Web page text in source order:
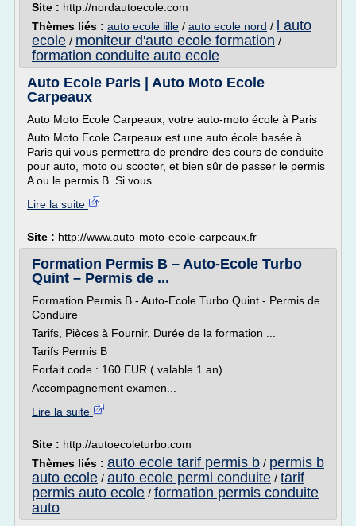
Site : http://nordautoecole.com
Thèmes liés : auto ecole lille / auto ecole nord /
l auto
ecole / moniteur d'auto ecole formation /
formation conduite auto ecole
Auto Ecole Paris | Auto Moto Ecole
Carpeaux
Auto Moto Ecole Carpeaux, votre auto-moto école à Paris
Auto Moto Ecole Carpeaux est une auto école basée à
Paris qui vous permettra de prendre des cours de conduite
pour auto, moto ou scooter, et bien sûr de passer le permis
A ou le permis B. Si vous...
Lire la suite
Site : http://www.auto-moto-ecole-carpeaux.fr
Formation Permis B – Auto-Ecole Turbo
Quint – Permis de ...
Formation Permis B - Auto-Ecole Turbo Quint - Permis de
Conduire
Tarifs, Pièces à Fournir, Durée de la formation ...
Tarifs Permis B
Forfait code : 160 EUR ( valable 1 an)
Accompagnement examen...
Lire la suite
Site : http://autoecoleturbo.com
Thèmes liés : auto ecole tarif permis b / permis b
auto ecole / auto ecole permi conduite / tarif
permis auto ecole / formation permis conduite
auto